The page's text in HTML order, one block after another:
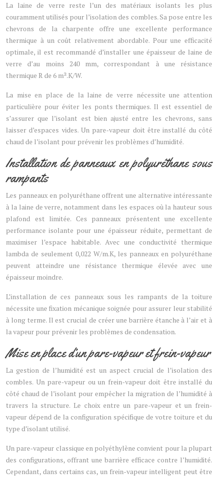
La laine de verre reste l’un des matériaux isolants les plus
couramment utilisés pour l’isolation des combles. Sa pose entre les
chevrons de la charpente offre une excellente performance
thermique à un coût relativement abordable. Pour une efficacité
optimale, il est recommandé d’installer une épaisseur de laine de
verre d’au moins 240 mm, correspondant à une résistance
thermique R de 6 m².K/W.
La mise en place de la laine de verre nécessite une attention
particulière pour éviter les ponts thermiques. Il est essentiel de
s’assurer que l’isolant est bien ajusté entre les chevrons, sans
laisser d’espaces vides. Un pare-vapeur doit être installé du côté
chaud de l’isolant pour prévenir les problèmes d’humidité.
Installation de panneaux en polyuréthane sous
rampants
Les panneaux en polyuréthane offrent une alternative intéressante
à la laine de verre, notamment dans les espaces où la hauteur sous
plafond est limitée. Ces panneaux présentent une excellente
performance isolante pour une épaisseur réduite, permettant de
maximiser l’espace habitable. Avec une conductivité thermique
lambda de seulement 0,022 W/m.K, les panneaux en polyuréthane
peuvent atteindre une résistance thermique élevée avec une
épaisseur moindre.
L’installation de ces panneaux sous les rampants de la toiture
nécessite une fixation mécanique soignée pour assurer leur stabilité
à long terme. Il est crucial de créer une barrière étanche à l’air et à
la vapeur pour prévenir les problèmes de condensation.
Mise en place d’un pare-vapeur et frein-vapeur
La gestion de l’humidité est un aspect crucial de l’isolation des
combles. Un pare-vapeur ou un frein-vapeur doit être installé du
côté chaud de l’isolant pour empêcher la migration de l’humidité à
travers la structure. Le choix entre un pare-vapeur et un frein-
vapeur dépend de la configuration spécifique de votre toiture et du
type d’isolant utilisé.
Un pare-vapeur classique en polyéthylène convient pour la plupart
des configurations, offrant une barrière efficace contre l’humidité.
Cependant, dans certains cas, un frein-vapeur intelligent peut être